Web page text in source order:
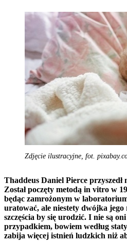
Zdjęcie ilustracyjne, fot.
Thaddeus Daniel Pierce
Został poczęty metodą in vitro w
będąc zamrożonym w
uratować, ale niestety dwójka jego
szczęścia by się urodzić. I nie są
przypadkiem, bowiem według
zabija więcej istnień ludzkich niż